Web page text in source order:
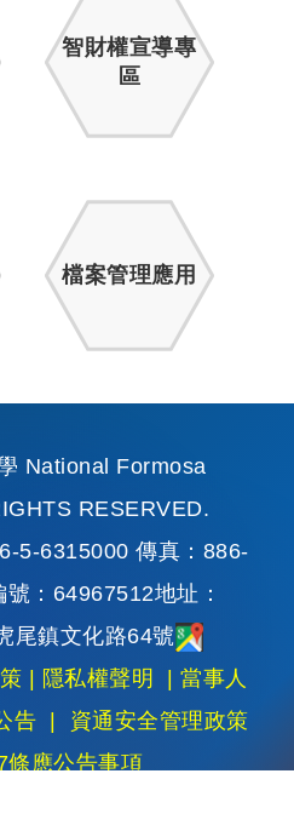
智財權宣導專
區
檔案管理應用
National Formosa
RESERVED.
5-6315000 傳真：886-
：64967512地址：
尾鎮文化路64號
| 隱私權聲明 |當事人
告 | 資通安全管理政策
條應公告事項